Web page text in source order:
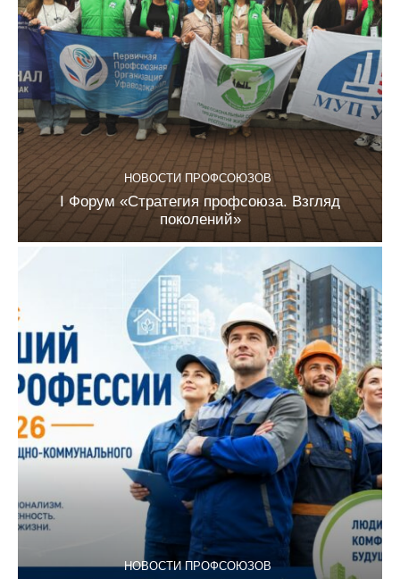
НОВОСТИ ПРОФСОЮЗОВ
I Форум «Стратегия профсоюза. Взгляд
поколений»
НОВОСТИ ПРОФСОЮЗОВ